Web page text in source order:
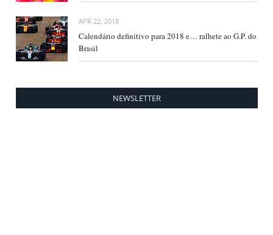
APR 22, 2018
Calendário definitivo para 2018 e… ralhete ao G.P. do
Brasil
NEWSLETTER